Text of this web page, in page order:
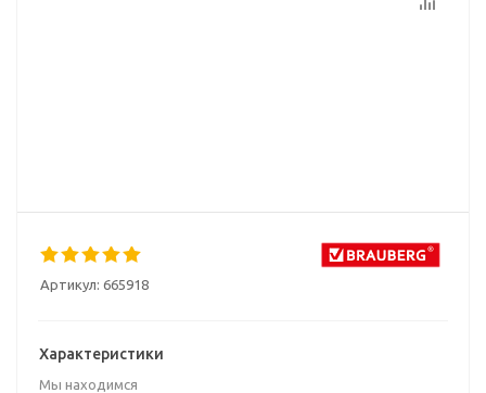
Артикул: 665918
Характеристики
Мы находимся